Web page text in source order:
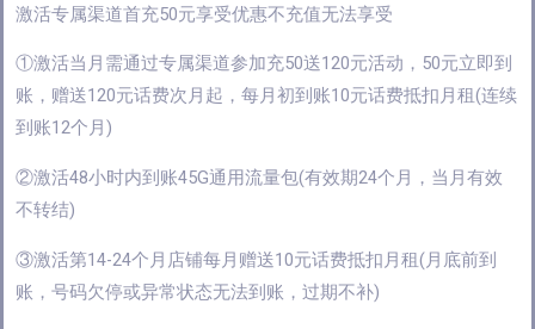
激活专属渠道首充50元享受优惠不充值无法享受
①激活当月需通过专属渠道参加充50送120元活动，50元立即到
账，赠送120元话费次月起，每月初到账10元话费抵扣月租(连续
到账12个月)
②激活48小时内到账45G通用流量包(有效期24个月，当月有效
不转结)
③激活第14-24个月店铺每月赠送10元话费抵扣月租(月底前到
账，号码欠停或异常状态无法到账，过期不补)